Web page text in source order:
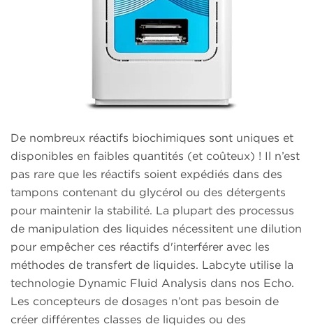
De nombreux réactifs biochimiques sont uniques et
disponibles en faibles quantités (et coûteux) ! Il n’est
pas rare que les réactifs soient expédiés dans des
tampons contenant du glycérol ou des détergents
pour maintenir la stabilité. La plupart des processus
de manipulation des liquides nécessitent une dilution
pour empêcher ces réactifs d'interférer avec les
méthodes de transfert de liquides. Labcyte utilise la
technologie Dynamic Fluid Analysis dans nos Echo.
Les concepteurs de dosages n’ont pas besoin de
créer différentes classes de liquides ou des